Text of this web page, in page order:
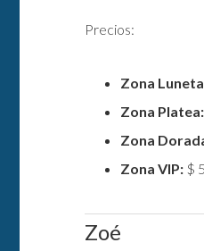
Precios:
Zona
Zona Platea:
Zona
Zona VIP: $
Zoé